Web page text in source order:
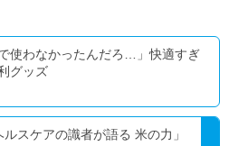
で使わなかったんだろ…」快適すぎ
グッズ
スケアの識者が語る 米の力」